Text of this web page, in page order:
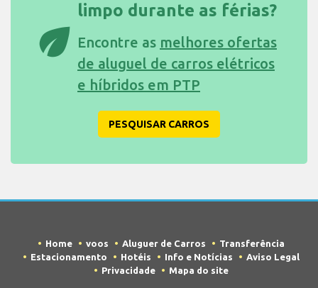
eco
limpo durante as férias?
Encontre as melhores ofertas
de aluguel de carros elétricos
e híbridos em PTP
PESQUISAR CARROS
Home voos Aluguer de Carros
Transferência
Estacionamento
Hotéis Info e Notícias
Aviso Legal
Privacidade
Mapa do site